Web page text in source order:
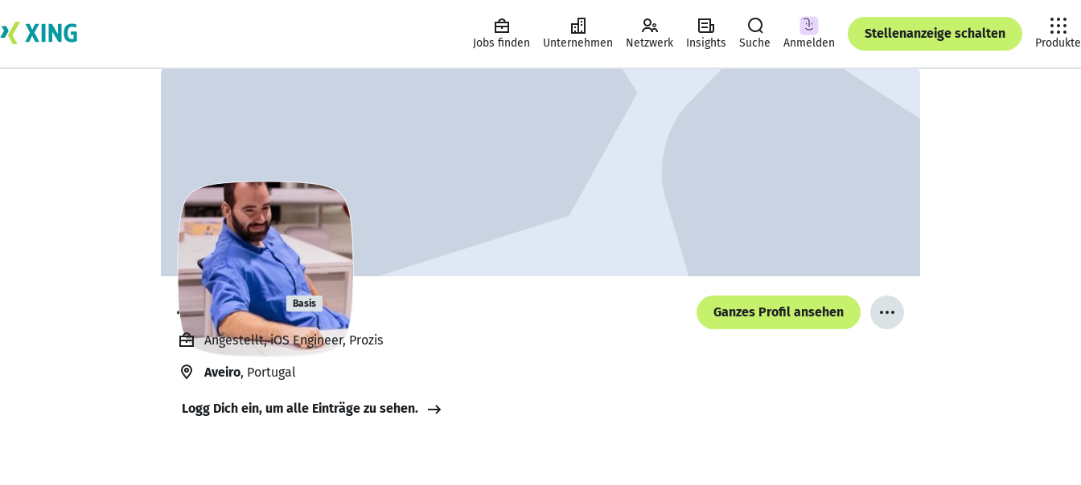
Jobs finden Unternehmen Netzwerk Insights Suche Anmelden
Stellenanzeige schalten
Produkte
José Pinto Basis
Ganzes Profil ansehen
Angestellt, iOS Engineer, Prozis
Aveiro, Portugal
Logg Dich ein, um alle Einträge zu sehen.